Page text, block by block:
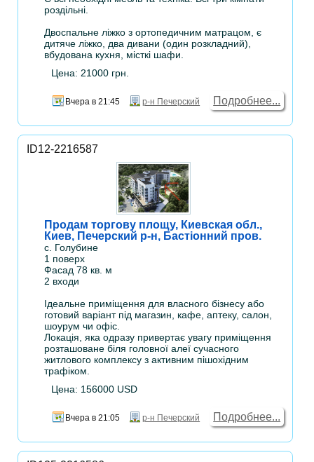
роздільні.
Двоспальне ліжко з ортопедичним матрацом, є
дитяче ліжко, два дивани (один розкладний),
вбудована кухня, місткі шафи.
Цена: 21000 грн.
Вчера в 21:45 р-н Печерский Подробнее...
ID12-2216587
Продам торгову площу, Киевская обл.,
Киев, Печерский р-н, Бастіонний пров.
с. Голубине
1 поверх
Фасад 78 кв. м
2 входи
Ідеальне приміщення для власного бізнесу або
готовий варіант під магазин, кафе, аптеку, салон,
шоурум чи офіс.
Локація, яка одразу привертає увагу приміщення
розташоване біля головної алеї сучасного
житлового комплексу з активним пішохідним
трафіком.
Цена: 156000 USD
Вчера в 21:05 р-н Печерский Подробнее...